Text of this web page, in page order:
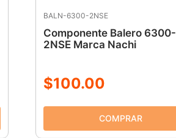
BALN-6300-2NSE
Componente Balero 6300-
2NSE Marca Nachi
$100.00